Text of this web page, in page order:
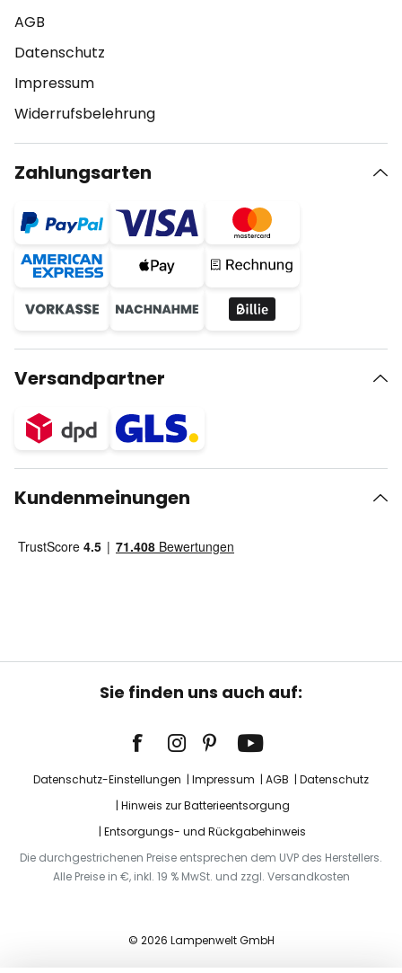
AGB
Datenschutz
Impressum
Widerrufsbelehrung
Zahlungsarten
Versandpartner
Kundenmeinungen
Sie finden uns auch auf:
Datenschutz-Einstellungen Impressum AGB
Datenschutz
Hinweis zur Batterieentsorgung
Entsorgungs- und Rückgabehinweis
Die durchgestrichenen Preise entsprechen dem UVP des Herstellers.
Alle Preise in €, inkl. 19 % MwSt. und zzgl. Versandkosten
© 2026 Lampenwelt GmbH